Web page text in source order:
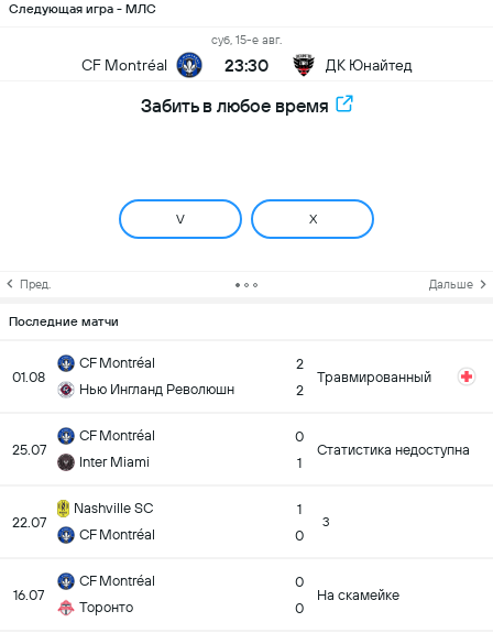
Следующая игра - МЛС
CF Montréal
суб, 15-е авг.
23:30 ДК Юнайтед
Забить в любое время
V X
Пред. Дальше
Последние матчи
01.08
CF Montréal
Нью Ингланд Революшн
2
2
Травмированный
25.07
CF Montréal
Inter Miami
0
1
Статистика недоступна
22.07
Nashville SC
CF Montréal
1
0
3
16.07
CF Montréal
Торонто
0
0
На скамейке